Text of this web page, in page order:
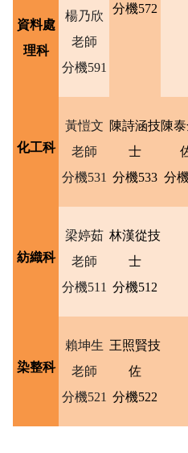
分機572
資料處
理科
楊乃欣
老師
分機591
化工科
黃愷文
老師
分機531
陳詩涵技
士
分機533
陳
分
紡織科
梁婷茹
老師
分機511
林漢從技
士
分機512
染整科
賴坤生
老師
分機521
王照賢技
佐
分機522